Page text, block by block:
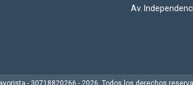
Av.